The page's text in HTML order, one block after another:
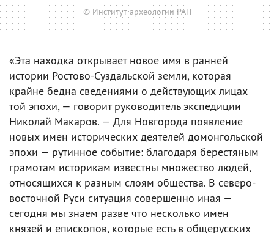
© Институт археологии РАН
«Эта находка открывает новое имя в ранней
истории Ростово-Суздальской земли, которая
крайне бедна сведениями о действующих лицах
той эпохи, — говорит руководитель экспедиции
Николай Макаров. — Для Новгорода появление
новых имен исторических деятелей домонгольской
эпохи — рутинное событие: благодаря берестяным
грамотам историкам известны множество людей,
относящихся к разным слоям общества. В северо-
восточной Руси ситуация совершенно иная —
сегодня мы знаем разве что несколько имен
князей и епископов, которые есть в общерусских